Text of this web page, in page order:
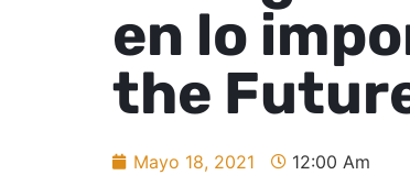
en lo
the
Mayo 18, 2021 12:00 Am